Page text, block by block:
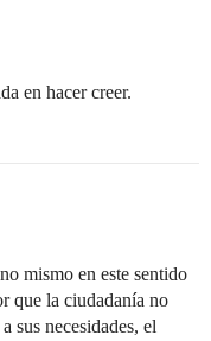
en hacer creer.
mismo en este sentido
que la ciudadanía no
sus necesidades, el